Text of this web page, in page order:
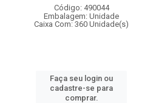
Código: 490044
Embalagem: Unidade
Caixa Com: 360 Unidade(s)
Faça seu login ou
cadastre-se para
comprar.